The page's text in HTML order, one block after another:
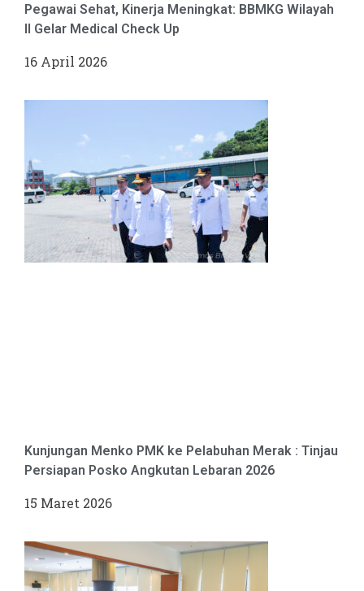
Pegawai Sehat, Kinerja Meningkat: BBMKG Wilayah
II Gelar Medical Check Up
16 April 2026
Kunjungan Menko PMK ke Pelabuhan Merak : Tinjau
Persiapan Posko Angkutan Lebaran 2026
15 Maret 2026